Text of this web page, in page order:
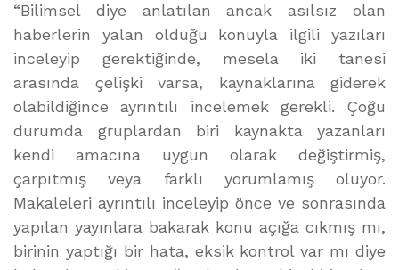
“Bilimsel diye anlatılan ancak asılsız olan
haberlerin yalan olduğu konuyla ilgili yazıları
inceleyip gerektiğinde, mesela iki tanesi
arasında çelişki varsa, kaynaklarına giderek
olabildiğince ayrıntılı incelemek gerekli. Çoğu
durumda gruplardan biri kaynakta yazanları
kendi amacına uygun olarak değiştirmiş,
çarpıtmış veya farklı yorumlamış oluyor.
Makaleleri ayrıntılı inceleyip önce ve sonrasında
yapılan yayınlara bakarak konu açığa cıkmış mı,
birinin yaptığı bir hata, eksik kontrol var mı diye